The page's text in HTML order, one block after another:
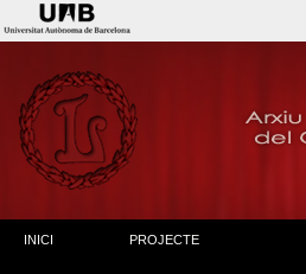
INICI PROJECTE